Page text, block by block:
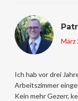
März
Ich hab vor drei
Arbeitszimmer
Kein mehr Gezerr,